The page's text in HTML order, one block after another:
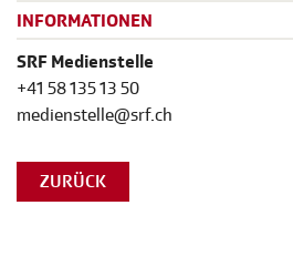
INFORMATIONEN
SRF Medienstelle
+41 58 135 13 50
medienstelle@srf.ch
ZURÜCK